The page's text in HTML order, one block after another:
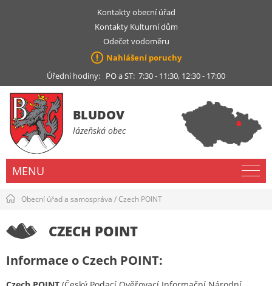
Kontakty obecní úřad
Kontakty Kulturní dům
Odečet vodoměru
Nahlášení poruchy
Úřední hodiny: PO a ST: 7:30 - 11:30, 12:30 - 17:00
BLUDOV
lázeňská obec
MENU
Obecní úřad a samospráva /Czech POINT
CZECH POINT
Informace o Czech POINT: